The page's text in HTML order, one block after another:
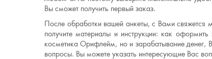
Вы сможет получить первый заказ.
После обработки вашей анкеты, с Вами свяжется
получите материалы и инструкции: как оформить
косметика Орифлейм, но и зарабатывание денег,
вопросы. Вы можете указать интересующие Вас